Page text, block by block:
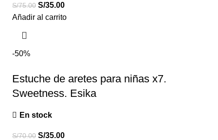
S/75.00 S/35.00
Añadir al carrito
-50%
Estuche de aretes para niñas x7.
Sweetness. Esika
En stock
S/70.00 S/35.00